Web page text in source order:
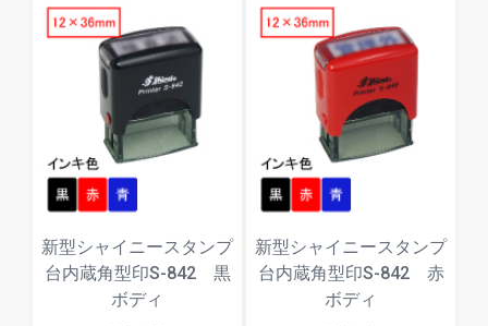
本体色：ブラック
外形寸法（mm）：41.0×62.0×29.0
印面寸法（mm）：8.0×24.0
最大文字数：最大文字数は印面サイ
ズ、レイアウト、入力項目により異な
ります。文字数超過で「はみ出しエラ
ー」となった場合は、自由編集機能で
文字サイズを調整してください。
インキ色：全3色（赤／黒／青／からお
選びください）
補充インキは下記の
シャイニースタン
新型シャイニースタンプ
台内蔵角型印S-842 黒
ボディ
新型シャイニースタンプ
台内蔵角型印S-842 赤
ボディ